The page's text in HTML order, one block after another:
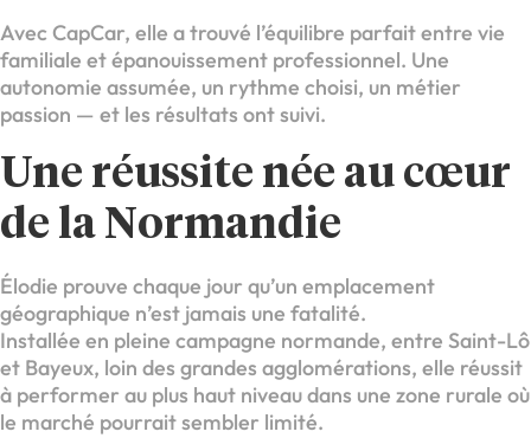
Avec CapCar, elle a trouvé l’équilibre parfait entre vie
familiale et épanouissement professionnel. Une
autonomie assumée, un rythme choisi, un métier
passion — et les résultats ont suivi.
Une réussite née au cœur
de la Normandie
Élodie prouve chaque jour qu’un emplacement
géographique n’est jamais une fatalité.
Installée en pleine campagne normande, entre Saint-Lô
et Bayeux, loin des grandes agglomérations, elle réussit
à performer au plus haut niveau dans une zone rurale où
le marché pourrait sembler limité.